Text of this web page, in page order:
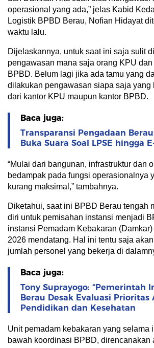
operasional yang ada,” jelas Kabid
Logistik BPBD Berau, Nofian Hidayat
waktu lalu.
Dijelaskannya, untuk saat ini saja sulit
pengawasan mana saja orang KPU
BPBD. Belum lagi jika ada tamu yang
dilakukan pengawasan siapa saja yang
dari kantor KPU maupun kantor BPBD.
Baca juga:
Transparansi Pengadaan
Buka Suara Soal LPSE hingga
“Mulai dari bangunan, infrastruktur dan
bedampak pada fungsi operasionalnya
kurang maksimal,” tambahnya.
Diketahui, saat ini BPBD Berau tengah
diri untuk pemisahan instansi menjadi
instansi Pemadam Kebakaran
2026 mendatang. Hal ini tentu saja
jumlah personel yang bekerja di
Baca juga:
Tony Suprayogo: “Pemerintah
Berau Desak Evaluasi Prioritas
Pendidikan dan Kesehatan
Unit pemadam kebakaran yang selama
bawah koordinasi BPBD, direncanakan